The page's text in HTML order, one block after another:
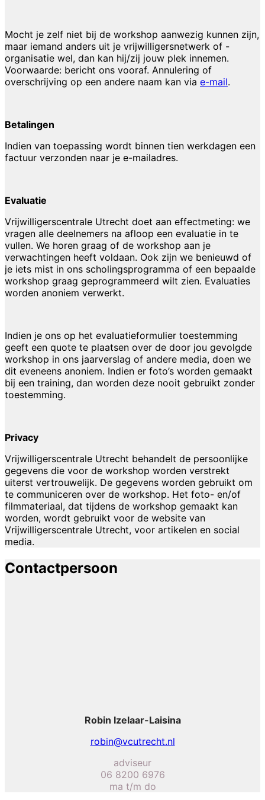
Mocht je zelf niet bij de workshop aanwezig kunnen zijn,
maar iemand anders uit je vrijwilligersnetwerk of -
organisatie wel, dan kan hij/zij jouw plek innemen.
Voorwaarde: bericht ons vooraf. Annulering of
overschrijving op een andere naam kan via e-mail.
Betalingen
Indien van toepassing wordt binnen tien werkdagen een
factuur verzonden naar je e-mailadres.
Evaluatie
Vrijwilligerscentrale Utrecht doet aan effectmeting: we
vragen alle deelnemers na afloop een evaluatie in te
vullen. We horen graag of de workshop aan je
verwachtingen heeft voldaan. Ook zijn we benieuwd of
je iets mist in ons scholingsprogramma of een bepaalde
workshop graag geprogrammeerd wilt zien. Evaluaties
worden anoniem verwerkt.
Indien je ons op het evaluatieformulier toestemming
geeft een quote te plaatsen over de door jou gevolgde
workshop in ons jaarverslag of andere media, doen we
dit eveneens anoniem. Indien er foto’s worden gemaakt
bij een training, dan worden deze nooit gebruikt zonder
toestemming.
Privacy
Vrijwilligerscentrale Utrecht behandelt de persoonlijke
gegevens die voor de workshop worden verstrekt
uiterst vertrouwelijk. De gegevens worden gebruikt om
te communiceren over de workshop. Het foto- en/of
filmmateriaal, dat tijdens de workshop gemaakt kan
worden, wordt gebruikt voor de website van
Vrijwilligerscentrale Utrecht, voor artikelen en social
media.
Contactpersoon
Robin Izelaar-Laisina
robin@vcutrecht.nl
adviseur
06 8200 6976
ma t/m do